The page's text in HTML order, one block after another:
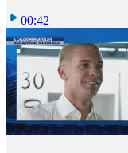
00:42